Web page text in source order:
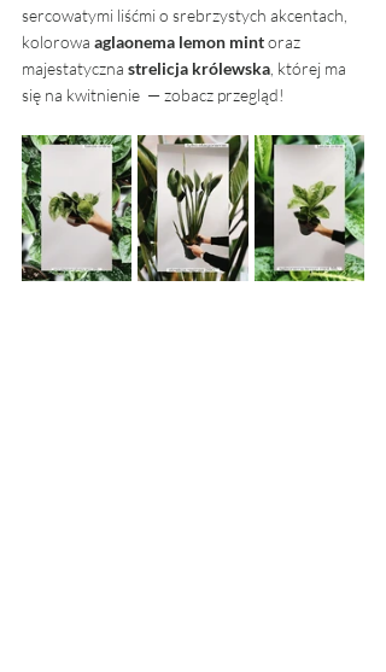
sercowatymi liśćmi o srebrzystych akcentach,
kolorowa aglaonema lemon mint oraz
majestatyczna strelicja królewska , której ma
się na kwitnienie  — zobacz przegląd!